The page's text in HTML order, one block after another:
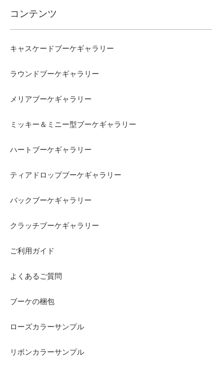
コンテンツ
キャスケードブーケギャラリー
ラウンドブーケギャラリー
メリアブーケギャラリー
ミッキー＆ミニー型ブーケギャラリー
ハートブーケギャラリー
ティアドロップブーケギャラリー
バックブーケギャラリー
クラッチブーケギャラリー
ご利用ガイド
よくあるご質問
ブーケの梱包
ローズカラーサンプル
リボンカラーサンプル